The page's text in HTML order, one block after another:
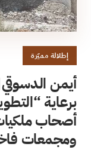
إطلالة مميّزة
أيمن
برعاية
ومجمعات